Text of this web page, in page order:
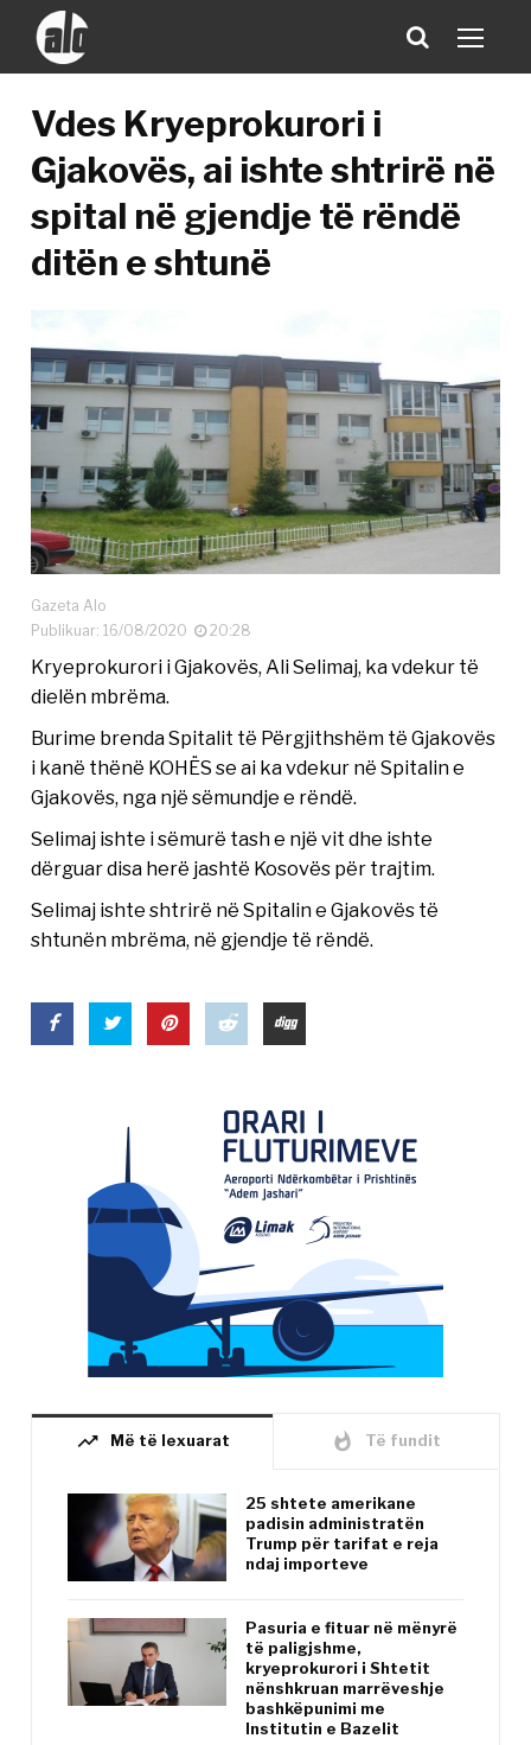
Vdes Kryeprokurori i
Gjakovës, ai ishte shtrirë në
spital në gjendje të rëndë
ditën e shtunë
Gazeta Alo
Publikuar: 16/08/2020
20:28
Kryeprokurori i Gjakovës, Ali Selimaj, ka vdekur të
dielën mbrëma.
Burime brenda Spitalit të Përgjithshëm të Gjakovës
i kanë thënë KOHËS se ai ka vdekur në Spitalin e
Gjakovës, nga një sëmundje e rëndë.
Selimaj ishte i sëmurë tash e një vit dhe ishte
dërguar disa herë jashtë Kosovës për trajtim.
Selimaj ishte shtrirë në Spitalin e Gjakovës të
shtunën mbrëma, në gjendje të rëndë.
trending_up Më të lexuarat whatshot Të fundit
25 shtete amerikane
padisin administratën
Trump për tarifat e reja
ndaj importeve
Pasuria e fituar në mënyrë
të paligjshme,
kryeprokurori i Shtetit
nënshkruan marrëveshje
bashkëpunimi me
Institutin e Bazelit